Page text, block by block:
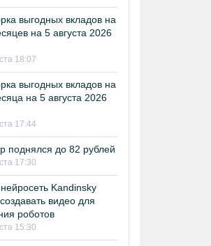
выгодных вкладов на
на 5 августа 2026
18:07
выгодных вкладов на
на 5 августа 2026
17:44
поднялся до 82 рублей
17:30
Kandinsky
видео для
роботов
15:30